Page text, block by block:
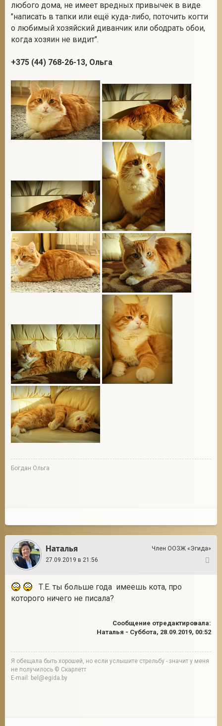
любого дома, не имеет вредных привычек в виде
"написать в тапки или ещё куда-либо, поточить когти
о любимый хозяйский диванчик или ободрать обои,
когда хозяин не видит".
+375 (44) 768-26-13, Ольга
Богдан Ольга
Наталья
Член ООЗЖ «Эгида»
27.09.2019 в 21:56
Т.Е. ты больше года имеешь кота, про
которого ничего не писала?
Сообщение отредактировала:
Наталья - Суббота, 28.09.2019, 00:52
Я обещала быть хорошей, но если услышите стрельбу - значит у меня
не получилось © Скарлетт
E-mail: bel@egida.by